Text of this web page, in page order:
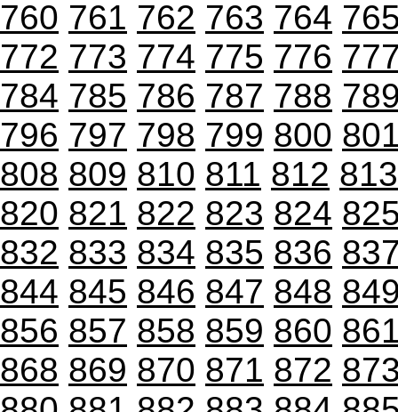
760 761 762 763 764
772 773 774 775 776
784 785 786 787 788
796 797 798 799 800
808 809 810 811 812 813
820 821 822 823 824
832 833 834 835 836
844 845 846 847 848
856 857 858 859 860
868 869 870 871 872